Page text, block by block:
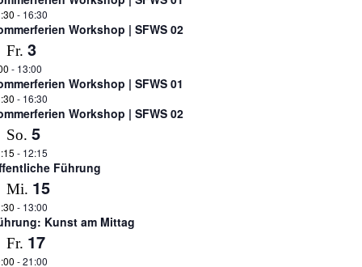
- 16:30
Workshop | SFWS 02
Fr. 3
- 13:00
Workshop | SFWS 01
- 16:30
Workshop | SFWS 02
So. 5
- 12:15
Führung
Mi. 15
- 13:00
Kunst am Mittag
Fr. 17
-21:00